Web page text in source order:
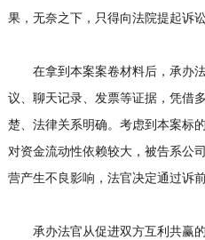
果，无奈之下，只得向法院提起诉讼
在拿到本案案卷材料后，承办法
议、聊天记录、发票等证据，凭借
楚、法律关系明确。考虑到本案标
对资金流动性依赖较大，被告系公
营产生不良影响，法官决定通过诉
承办法官从促进双方互利共赢的